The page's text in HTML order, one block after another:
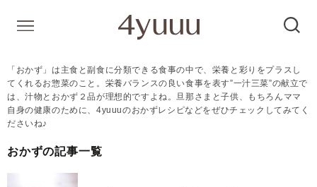
「おかず」は主食と副食に分類できる食事の中で、栄養と彩りをプラスし
てくれるお惣菜のこと。栄養バランスの良い食事を表す”一汁三菜”の献立で
は、汁物とおかず２品が理想的ですよね。旦那さまと子供、もちろんママ
自身の健康のために、4yuuuのおかずレシピなどをぜひチェックしてみてく
ださいね♪
おかずの記事一覧